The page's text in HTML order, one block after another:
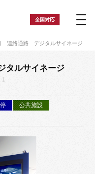
全国対応
連絡通路 デジタルサイネージ
タルサイネージ
公共施設